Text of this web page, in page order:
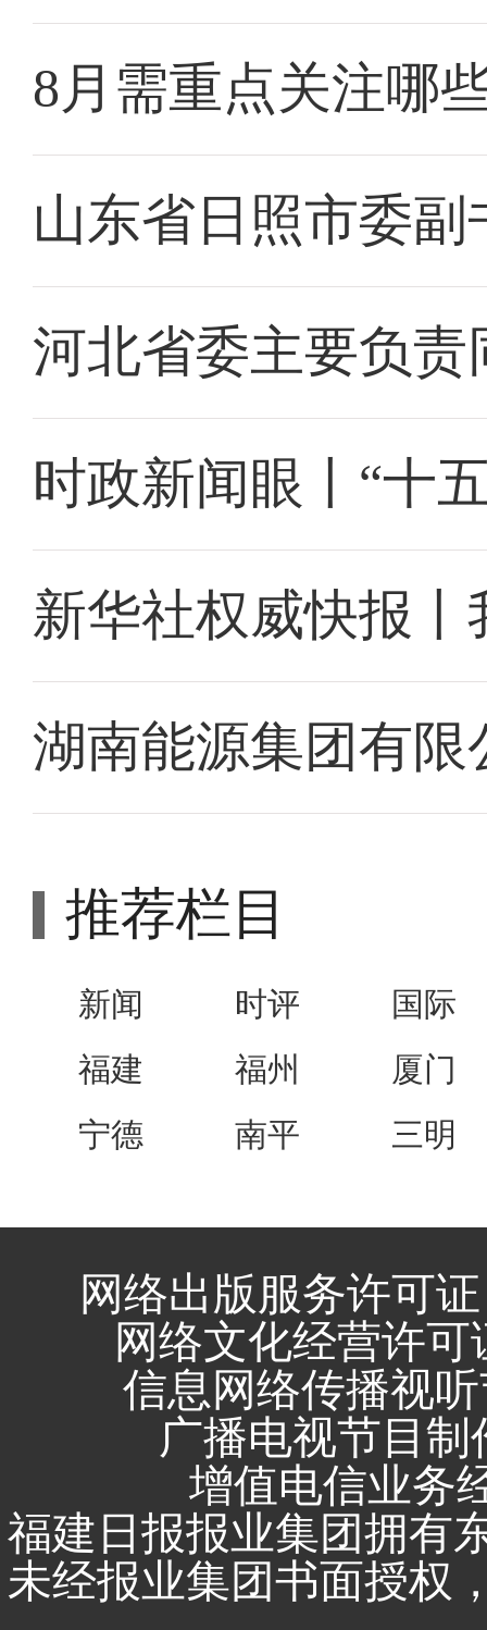
8月需重点关注哪
山东省日照市委
河北省委主要负
时政新闻眼丨“十
新华社权威快报
湖南能源集团有
推荐栏目
新闻 时评
国际
福建
福州
厦门
宁德
南平 三明
网络出版服务许可
网络文化经营许可
信息网络传播视
广播电视节目
增值电信业务
福建日报报业集团拥有
未经报业集团书面授权